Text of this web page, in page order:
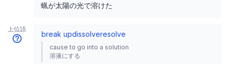
蝋が太陽の光で溶けた
上位語
break updissolveresolve
cause to go into a solution
溶液にする